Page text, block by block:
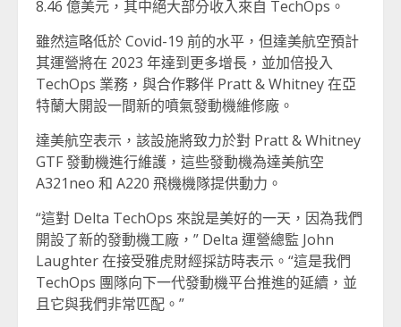
8.46 億美元，其中絕大部分收入來自 TechOps。
雖然這略低於 Covid-19 前的水平，但達美航空預計
其運營將在 2023 年達到更多增長，並加倍投入
TechOps 業務，與合作夥伴 Pratt & Whitney 在亞
特蘭大開設一間新的噴氣發動機維修廠。
達美航空表示，該設施將致力於對 Pratt & Whitney
GTF 發動機進行維護，這些發動機為達美航空
A321neo 和 A220 飛機機隊提供動力。
“這對 Delta TechOps 來說是美好的一天，因為我們
開設了新的發動機工廠，” Delta 運營總監 John
Laughter 在接受雅虎財經採訪時表示。“這是我們
TechOps 團隊向下一代發動機平台推進的延續，並
且它與我們非常匹配。”